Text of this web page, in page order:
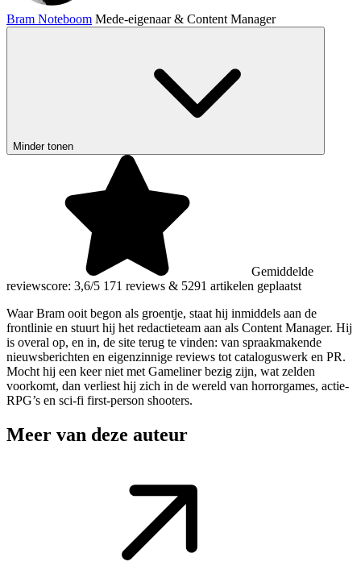
Bram Noteboom Mede-eigenaar & Content Manager
Minder tonen
Gemiddelde
reviewscore: 3,6/5 171 reviews & 5291 artikelen geplaatst
Waar Bram ooit begon als groentje, staat hij inmiddels aan de
frontlinie en stuurt hij het redactieteam aan als Content Manager. Hij
is overal op, en in, de site terug te vinden: van spraakmakende
nieuwsberichten en eigenzinnige reviews tot cataloguswerk en PR.
Mocht hij een keer niet met Gameliner bezig zijn, wat zelden
voorkomt, dan verliest hij zich in de wereld van horrorgames, actie-
RPG’s en sci-fi first-person shooters.
Meer van deze auteur